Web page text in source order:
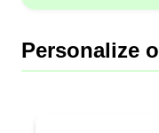
Personalize